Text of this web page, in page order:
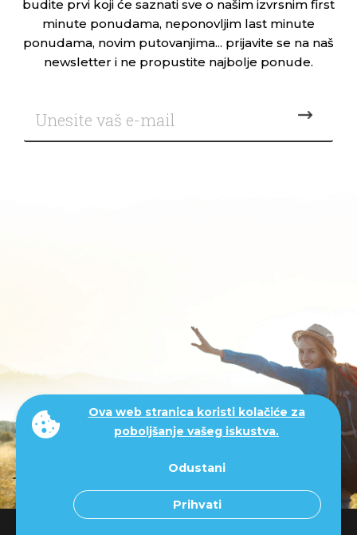
Ova web stranica koristi kolačiće za
poboljšanje vašeg iskustva.
Odustani
Prihvati
budite prvi koji će saznati sve o našim izvrsnim first
minute ponudama, neponovljim last minute
ponudama, novim putovanjima... prijavite se na naš
newsletter i ne propustite najbolje ponude.
mi smo.